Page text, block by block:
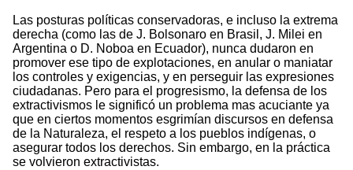
Las posturas políticas conservadoras, e incluso la extrema
derecha (como las de J. Bolsonaro en Brasil, J. Milei en
Argentina o D. Noboa en Ecuador), nunca dudaron en
promover ese tipo de explotaciones, en anular o maniatar
los controles y exigencias, y en perseguir las expresiones
ciudadanas. Pero para el progresismo, la defensa de los
extractivismos le significó un problema mas acuciante ya
que en ciertos momentos esgrimían discursos en defensa
de la Naturaleza, el respeto a los pueblos indígenas, o
asegurar todos los derechos. Sin embargo, en la práctica
se volvieron extractivistas.